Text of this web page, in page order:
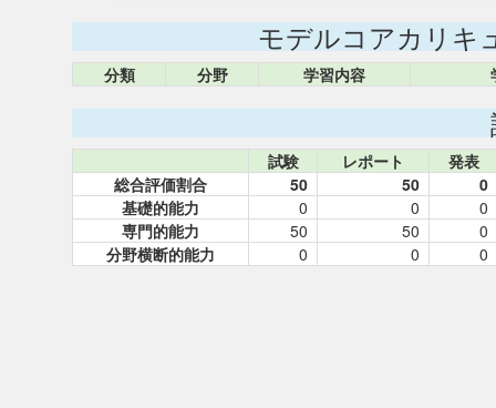
モデルコアカリキ
分類 分野 学習内容
試験 レポート
発表
総合評価割合
50 50
0
基礎的能力
0 0
0
専門的能力
50 50
0
分野横断的能力
0 0 0